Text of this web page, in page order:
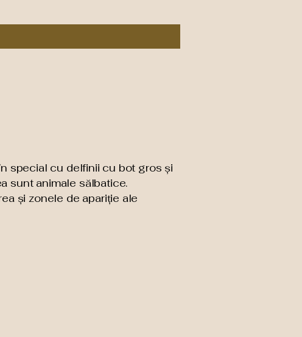
special cu delfinii cu bot gros și
sunt animale sălbatice.
și zonele de apariție ale